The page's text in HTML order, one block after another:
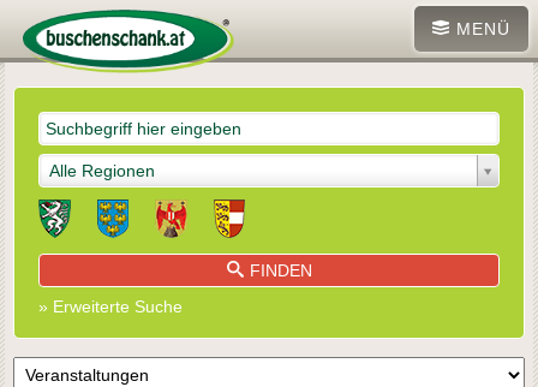
MENÜ
Alle Regionen
FINDEN
» Erweiterte Suche